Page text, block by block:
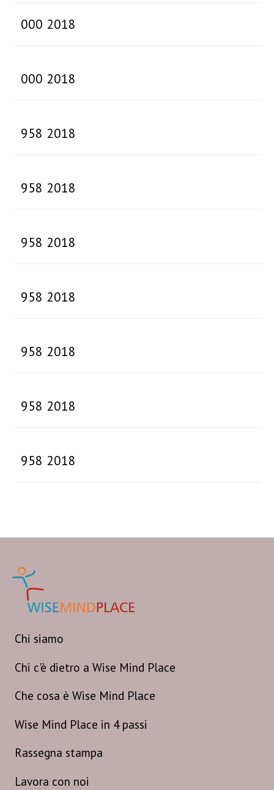
000 2018
000 2018
958 2018
958 2018
958 2018
958 2018
958 2018
958 2018
958 2018
Chi siamo
Chi c'è dietro a Wise Mind Place
Che cosa è Wise Mind Place
Wise Mind Place in 4 passi
Rassegna stampa
Lavora con noi